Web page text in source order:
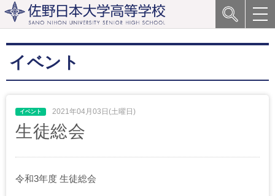
イベント
2021年04月03日(土曜日)
生徒総会
令和3年度 生徒総会